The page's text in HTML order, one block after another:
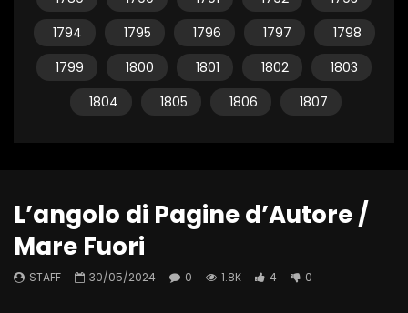
1794
1795 1796 1797
1798
1799
1800 1801 1802
1803
1804
1805 1806 1807
L’angolo di Pagine d’Autore /
Mare Fuori
STAFF 30/05/2024 0 1.8K 4 0